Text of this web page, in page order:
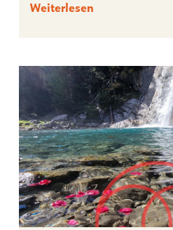
Weiterlesen